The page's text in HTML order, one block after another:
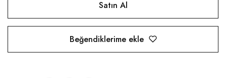
Satın Al
Beğendiklerime ekle